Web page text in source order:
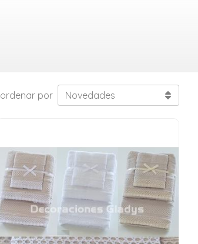
ordenar por